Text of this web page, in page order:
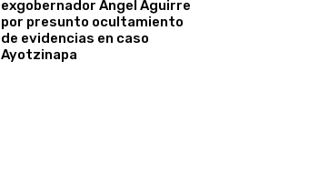
exgobernador Ángel Aguirre
por presunto ocultamiento
de evidencias en caso
Ayotzinapa